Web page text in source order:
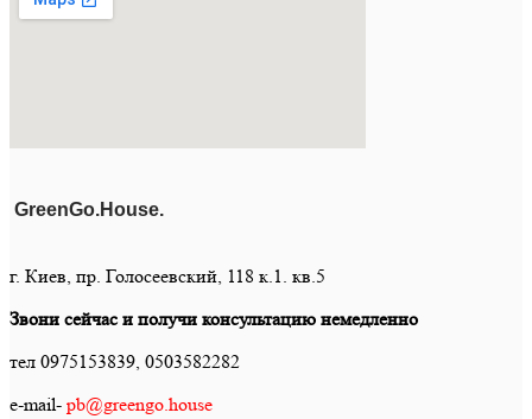
GreenGo.House.
г. Киев, пр. Голосеевский, 118 к.1. кв.5
Звони сейчас и получи консультацию немедленно
тел 0975153839, 0503582282
e-mail- pb@greengo.house